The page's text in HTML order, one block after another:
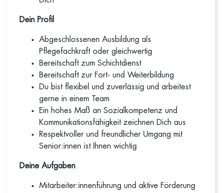
Dein Profil
Abgeschlossenen Ausbildung als
Pflegefachkraft oder gleichwertig
Bereitschaft zum Schichtdienst
Bereitschaft zur Fort- und Weiterbildung
Du bist flexibel und zuverlässig und arbeitest
gerne in einem Team
Ein hohes Maß an Sozialkompetenz und
Kommunikationsfähigkeit zeichnen Dich aus
Respektvoller und freundlicher Umgang mit
Senior:innen ist Ihnen wichtig
Deine Aufgaben
Mitarbeiter:innenführung und aktive Förderung